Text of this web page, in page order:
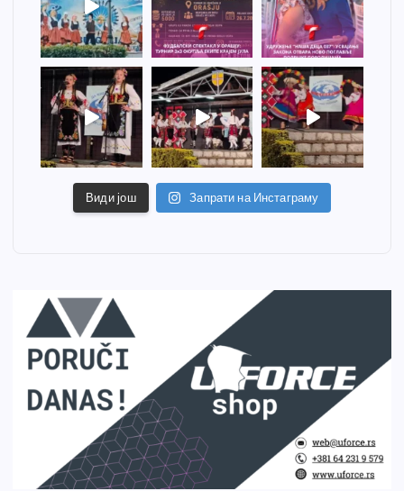
Види још Запрати на Инстаграму